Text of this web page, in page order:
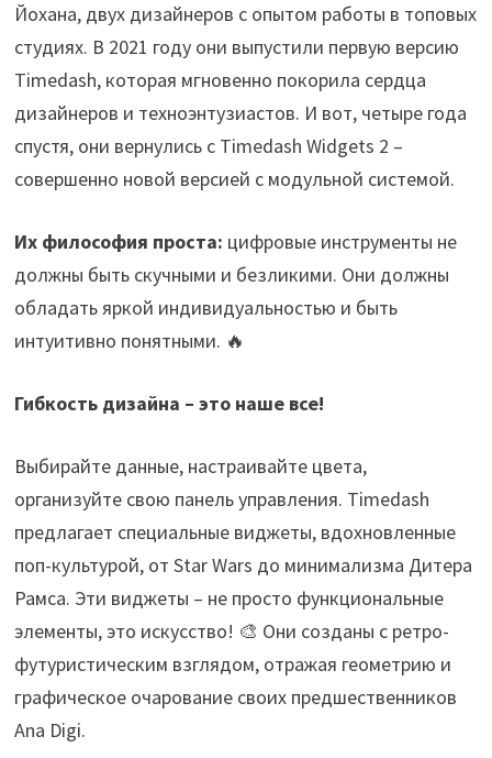
Йохана, двух дизайнеров с опытом работы в топовых
студиях. В 2021 году они выпустили первую версию
Timedash, которая мгновенно покорила сердца
дизайнеров и техноэнтузиастов. И вот, четыре года
спустя, они вернулись с Timedash Widgets 2 –
совершенно новой версией с модульной системой.
Их философия проста: цифровые инструменты не
должны быть скучными и безликими. Они должны
обладать яркой индивидуальностью и быть
интуитивно понятными. 🔥
Гибкость дизайна – это наше все!
Выбирайте данные, настраивайте цвета,
организуйте свою панель управления. Timedash
предлагает специальные виджеты, вдохновленные
поп-культурой, от Star Wars до минимализма Дитера
Рамса. Эти виджеты – не просто функциональные
элементы, это искусство! 🎨 Они созданы с ретро-
футуристическим взглядом, отражая геометрию и
графическое очарование своих предшественников
Ana Digi.